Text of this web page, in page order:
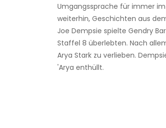
Umgangssprache für immer im
weiterhin, Geschichten aus
Joe Dempsie spielte Gendry
Staffel 8 überlebten. Nach
Arya Stark zu verlieben.
'Arya enthüllt.